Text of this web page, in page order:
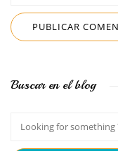
Buscar en el blog